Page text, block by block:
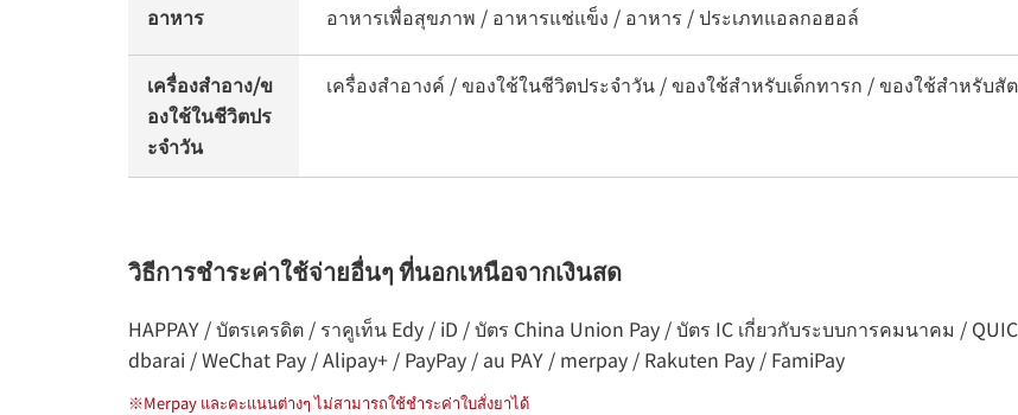
อาหาร อาหารเพื่อสุขภาพ / อาหารแช่แข็ง / อาหาร / ประเภทแอลกอฮอล์
เครื่องสำอาง/ข
องใช้ในชีวิตปร
ะจำวัน
เครื่องสำอางค์ / ของใช้ในชีวิตประจำวัน / ของใช้สำหรับเด็กทารก / ของใช้สำหรับสัต
วิธีการชำระค่าใช้จ่ายอื่นๆ ที่นอกเหนือจากเงินสด
HAPPAY / บัตรเครดิต / ราคูเท็น Edy / iD / บัตร China Union Pay / บัตร IC เกี่ยวกับระบบการคมนาคม /
dbarai / WeChat Pay / Alipay+ / PayPay / au PAY / merpay / Rakuten Pay / FamiPay
※Merpay และคะแนนต่างๆ ไม่สามารถใช้ชำระค่าใบสั่งยาได้